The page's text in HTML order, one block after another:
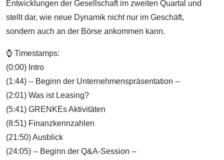
Entwicklungen der Gesellschaft im zweiten Quartal und
stellt dar, wie neue Dynamik nicht nur im Geschäft,
sondern auch an der Börse ankommen kann.
⌚ Timestamps:
(0:00) Intro
(1:44) -- Beginn der Unternehmenspräsentation --
(2:01) Was ist Leasing?
(5:41) GRENKEs Aktivitäten
(8:51) Finanzkennzahlen
(21:50) Ausblick
(24:05) -- Beginn der Q&A-Session --